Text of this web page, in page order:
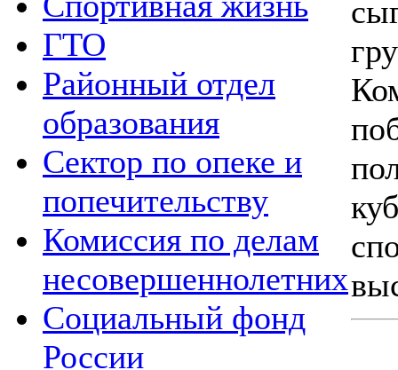
ГТО
Районный отдел
образования
Сектор по опеке и
попечительству
Комиссия по делам
несовершеннолетних
Социальный фонд
России